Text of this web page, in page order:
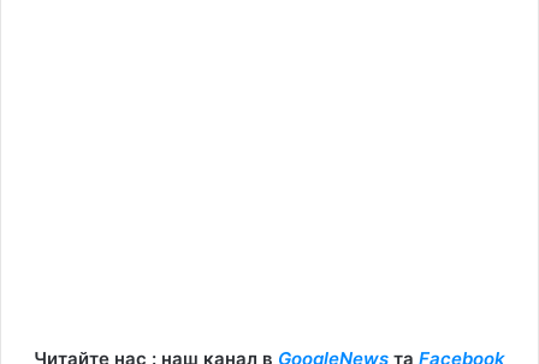
Читайте нас : наш канал в GoogleNews та Facebook